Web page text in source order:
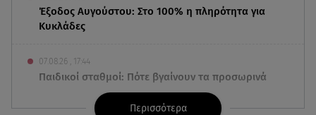
Έξοδος Αυγούστου: Στο 100% η πληρότητα για
Κυκλάδες
07.08.26 , 17:44
Παιδικοί σταθμοί: Πότε βγαίνουν τα προσωρινά
αποτελέσματα
Περισσότερα